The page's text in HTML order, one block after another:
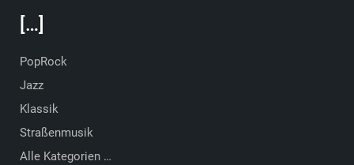
[…]
PopRock
Jazz
Klassik
Straßenmusik
Alle Kategorien …